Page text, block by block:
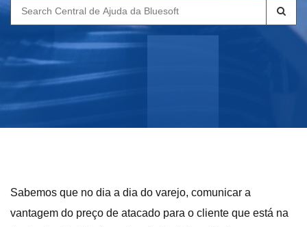
Search
for:
Sabemos que no dia a dia do varejo, comunicar a
vantagem do preço de atacado para o cliente que está na